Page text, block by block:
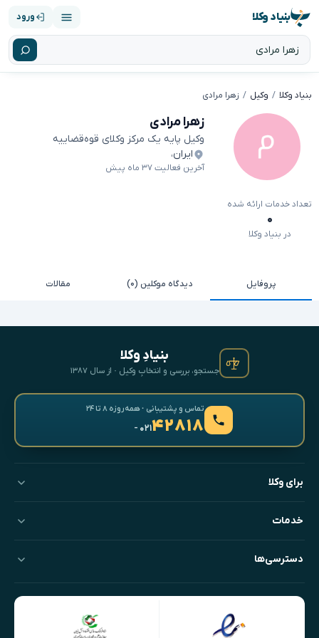
بنیاد وکلا ورود
بنیاد وکلا وکیل زهرا مرادی
زهرا مرادی
وکیل پایه یک مرکز وکلای قوه‌قضاییه
ایران،
آخرین فعالیت ۳۷ ماه پیش
تعداد خدمات ارائه شده
۰
در بنیاد وکلا
پروفایل دیدگاه موکلین (۰) مقالات
بنیادِ وکلا
جستجو، بررسی و انتخابِ وکیل · از سال ۱۳۸۷
تماس و پشتیبانی · همه‌روزه ۸ تا ۲۴
۴۲۸۱۸- ۰۲۱
برای وکلا
خدمات
دسترسی‌ها